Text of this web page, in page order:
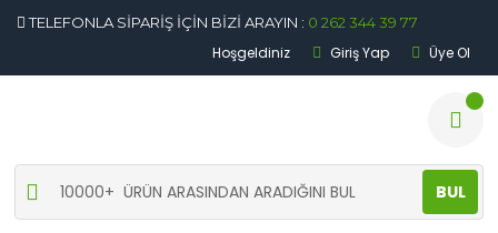
TELEFONLA SİPARİŞ İÇİN BİZİ ARAYIN : 0 262 344 39 77
Hoşgeldiniz Giriş Yap Üye Ol
BUL